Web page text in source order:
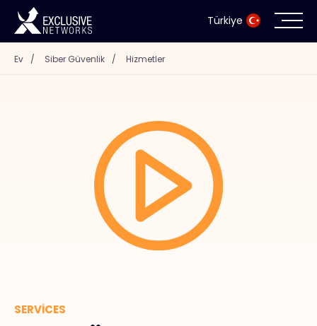
Türkiye
Siber Güvenlik
Ev / Siber Güvenlik / Hizmetler
SERVICES